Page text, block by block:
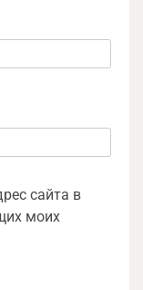
сайта в
моих